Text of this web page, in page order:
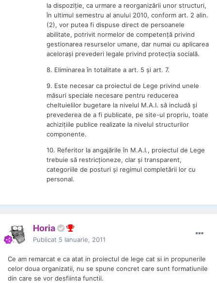
la dispoziţie, ca urmare a reorganizării unor structuri,
în ultimul semestru al anului 2010, conform art. 2 alin.
(2), vor putea fi dispuse direct de persoanele
abilitate, potrivit normelor de competenţă privind
gestionarea resurselor umane, dar numai cu aplicarea
aceloraşi prevederi legale privind protecţia socială.
8. Eliminarea în totalitate a art. 5 şi art. 7.
9. Este necesar ca proiectul de Lege privind unele
măsuri speciale necesare pentru reducerea
cheltuielilor bugetare la nivelul M.A.I. să includă şi
prevederea de a fi publicate, pe site-ul propriu, toate
achiziţiile publice realizate la nivelul structurilor
componente.
10. Referitor la angajările în M.A.I., proiectul de Lege
trebuie să restricţioneze, clar şi transparent,
categoriile de posturi şi regimul completării lor cu
personal.
Horia
Publicat 5 Ianuarie, 2011
Ce am remarcat e ca atat in proiectul de lege cat si in propunerile
celor doua organizatii, nu se spune concret care sunt formatiunile
din care se vor desfiinta functii.